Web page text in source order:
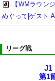
【WMラウン
めぐって|ゲスト
リーグ戦
J1
第1